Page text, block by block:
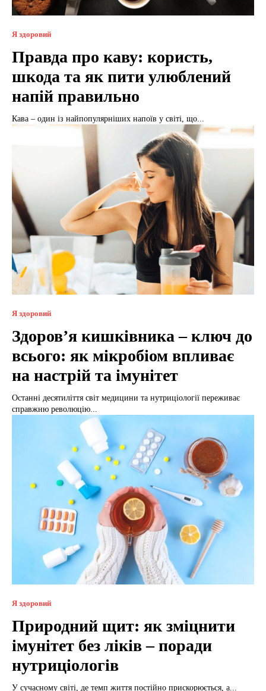
Я здоровий
Правда про каву: користь,
шкода та як пити улюблений
напій правильно
Кава – один із найпопулярніших напоїв у світі, що...
Я здоровий
Здоров’я кишківника – ключ до
всього: як мікробіом впливає
на настрій та імунітет
Останні десятиліття світ медицини та нутриціології переживає
справжню революцію...
Я здоровий
Природний щит: як зміцнити
імунітет без ліків – поради
нутриціологів
У сучасному світі, де темп життя постійно прискорюється, а...